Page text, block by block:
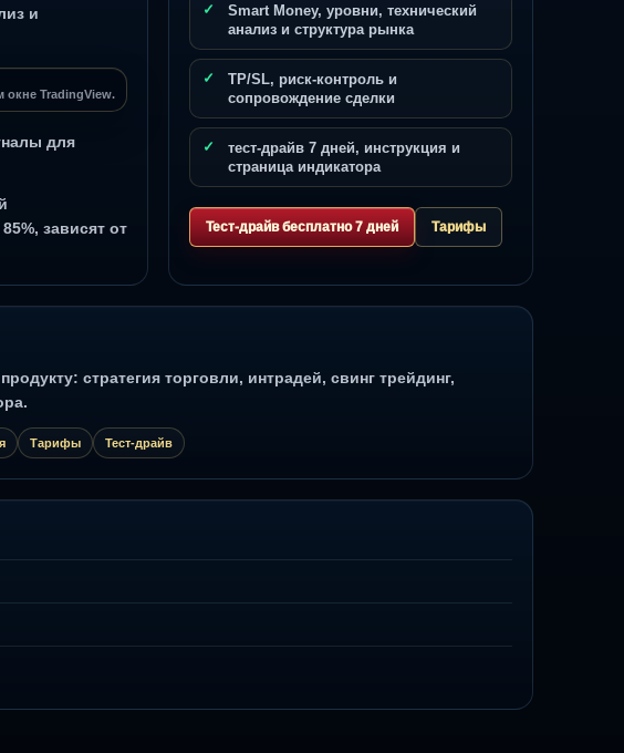
и
окне TradingView.
для
зависят от
Smart Money, уровни, технический
анализ и структура рынка
TP/SL, риск-контроль и
сопровождение сделки
тест-драйв 7 дней, инструкция и
страница индикатора
Тест-драйв бесплатно 7 дней Тарифы
стратегия торговли, интрадей, свинг трейдинг,
Тарифы Тест-драйв